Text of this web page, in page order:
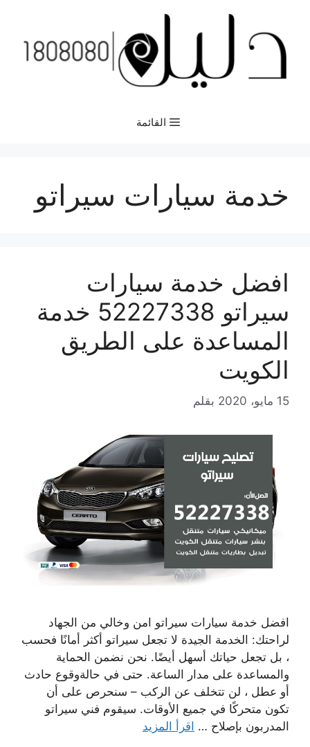
المحتوى
القائمة
خدمة سيارات سيراتو
افضل خدمة سيارات
سيراتو 52227338 خدمة
المساعدة على الطريق
الكويت
15 مايو، 2020 بقلم
افضل خدمة سيارات سيراتو امن وخالي من الجهاد
لراحتك: الخدمة الجيدة لا تجعل سيراتو أكثر أمانًا فحسب
، بل تجعل حياتك أسهل أيضًا. نحن نضمن الحماية
والمساعدة على مدار الساعة. حتى في حالةوقوع حادث
أو عطل ، لن تتخلف عن الركب – سنحرص على أن
تكون متحركًا في جميع الأوقات. سيقوم فني سيراتو
المدربون بإصلاح … اقرأ المزيد